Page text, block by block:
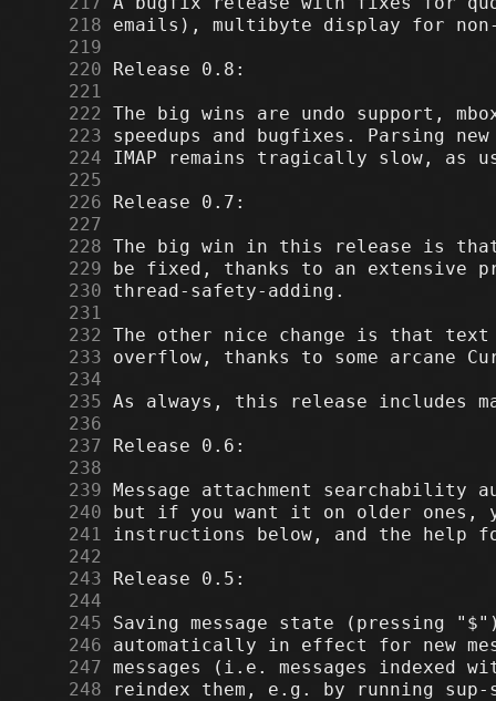
    218
    219
    220
    221
    222
    223
    224
    225
    226
    227
    228
    229
    230
    231
    232
    233
    234
    235
    236
    237
    238
    239
    240
    241
    242
    243
    244
    245
    246
    247
    248